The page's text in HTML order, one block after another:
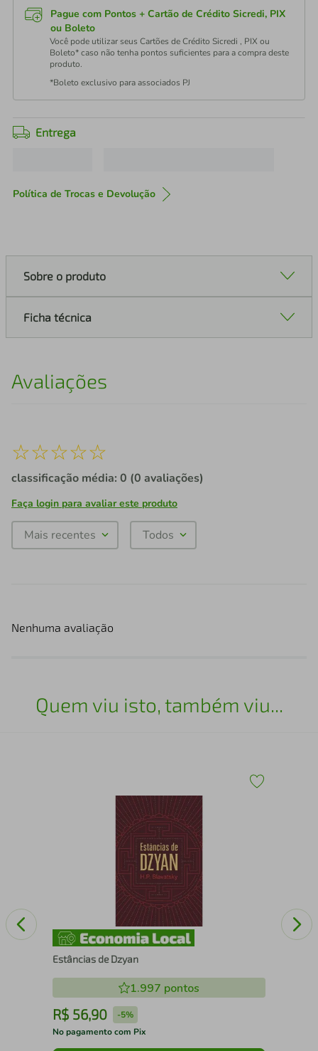
Pague com Pontos + Cartão de Crédito Sicredi, PIX
ou Boleto
Você pode utilizar seus Cartões de Crédito Sicredi , PIX ou
Boleto* caso não tenha pontos suficientes para a compra deste
produto.
*Boleto exclusivo para associados PJ
Entrega
Política de Trocas e Devolução
Sobre o produto
Ficha técnica
Avaliações
☆☆☆☆☆
classificação média: 0 (0 avaliações)
Faça login para avaliar este produto
Mais recentes Todos
Nenhuma avaliação
Quem viu isto, também viu...
Estâncias de Dzyan
1.997 pontos
R$ 56,90 -5%
No pagamento com Pix